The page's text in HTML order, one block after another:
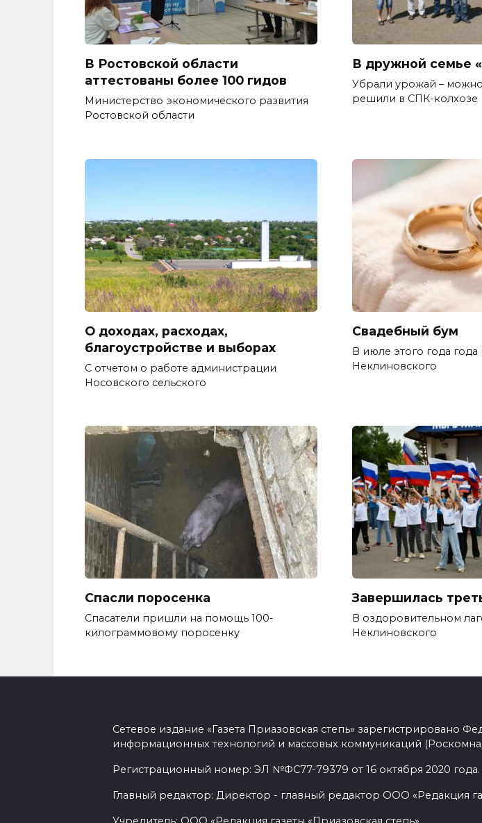
В Ростовской области
аттестованы более 100 гидов
Министерство экономического развития
Ростовской области
В дружной семье
Убрали урожай –
решили в СПК-колхозе
О доходах, расходах,
благоустройстве и выборах
С отчетом о работе администрации
Носовского сельского
Свадебный бум
В июле этого года года
Неклиновского
Спасли поросенка
Спасатели пришли на помощь 100-
килограммовому поросенку
Завершилась
В оздоровительном
Неклиновского
Сетевое издание «Газета Приазовская степь» зарегистрировано
информационных технологий и массовых коммуникаций
Регистрационный номер: ЭЛ №ФС77-79379 от 16 октября 2020 года.
Главный редактор: Директор - главный редактор ООО «Редакция